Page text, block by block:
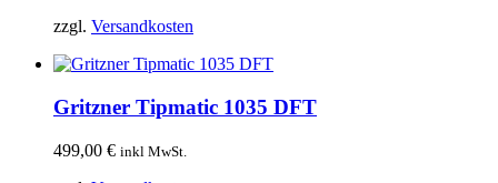
zzgl. Versandkosten
Gritzner Tipmatic 1035 DFT
499,00 € inkl MwSt.